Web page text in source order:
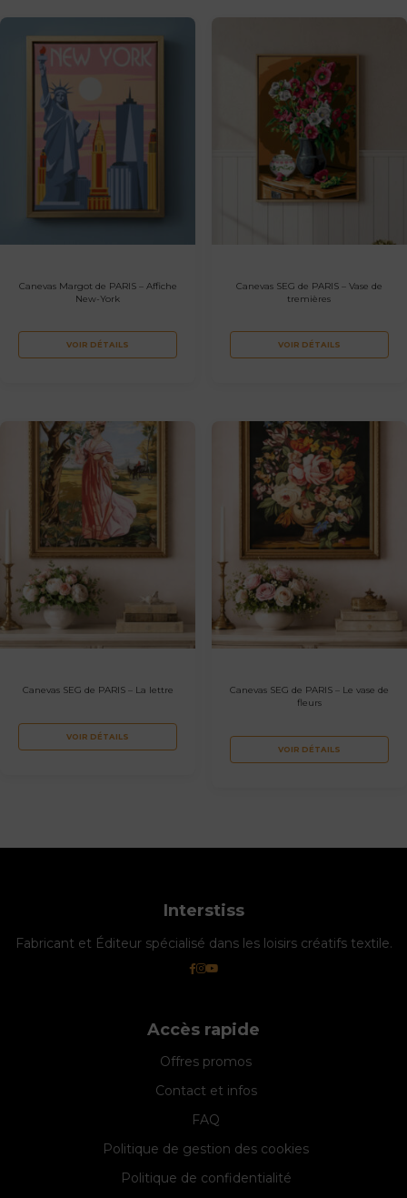
Canevas Margot de PARIS – Affiche
New-York
VOIR DÉTAILS
Canevas SEG de PARIS – Vase de
tremières
VOIR DÉTAILS
Canevas SEG de PARIS – La lettre
VOIR DÉTAILS
Canevas SEG de PARIS – Le vase de
fleurs
VOIR DÉTAILS
Interstiss
Fabricant et Éditeur spécialisé dans les loisirs créatifs textile.
Accès rapide
Offres promos
Contact et infos
FAQ
Politique de gestion des cookies
Politique de confidentialité